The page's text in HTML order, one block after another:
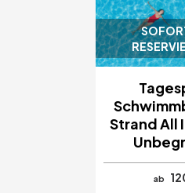
Strand All
ab